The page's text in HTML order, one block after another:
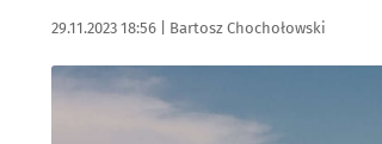
Data publikacji:
29.11.2023 18:56 | Autor:
Bartosz Chochołowski
Kliknij, aby powiększyć